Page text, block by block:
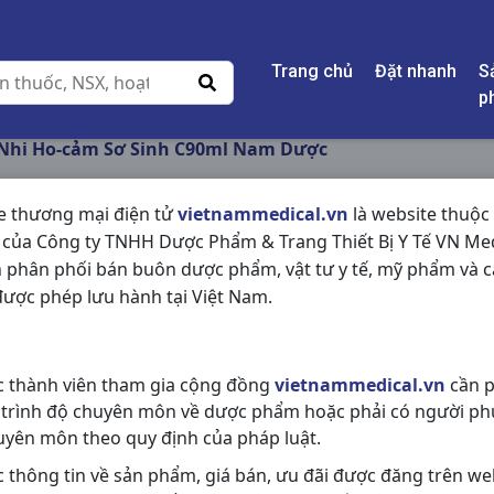
Trang chủ Đặt nhanh
thương mại điện tửvietnammedical.vn là website thuộc
Công ty TNHH Dược Phẩm & Trang Thiết Bị Y Tế VN
phân phối bán buôn dược phẩm, vật tư y tế, mỹ phẩm và
phép lưu hành tại Việt Nam.
thành viên tham gia cộng đồng vietnammedical.vn cần
độ chuyên môn về dược phẩm hoặc phải có người
môn theo quy định của pháp luật.
thông tin về sản phẩm, giá bán, ưu đãi được đăng trên
Ho-cảm Sơ Sinh C90ml Nam Dược
ÍCH NHI HO-CẢM
DƯỢC
Nhóm hàng:Thực Phẩm Chức
Chia sẻ qua mạng xã hội: